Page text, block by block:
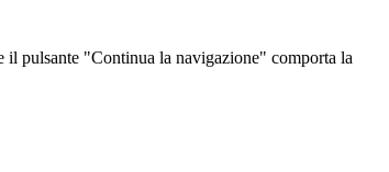
il pulsante "Continua la navigazione" comporta la